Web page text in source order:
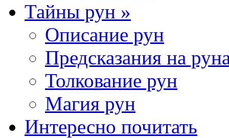
Тайны рун »
Описание рун
Предсказания на
Толкование рун
Магия рун
Интересно почитать